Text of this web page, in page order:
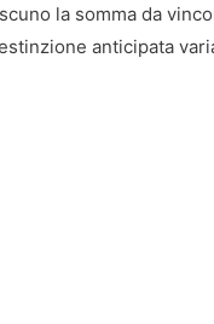
la somma da
anticipata